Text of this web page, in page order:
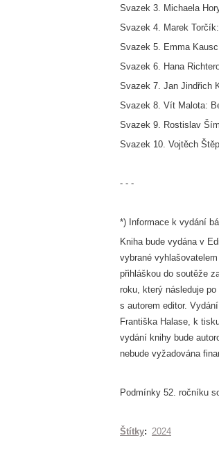
Svazek 3. Michaela
Svazek 4. Marek
Svazek 5. Emma
Svazek 6. Hana
Svazek 7. Jan Jindřich
Svazek 8. Vít Malota:
Svazek 9. Rostislav
Svazek 10. Vojtěch
- - -
*) Informace k vydání
Kniha bude vydána v
vybrané
přihláškou do soutěže
roku, který následuje
s autorem editor.
Františka Halase, k
vydání knihy bude
nebude vyžadována
Podmínky 52. ročníku
Štítky: 2024